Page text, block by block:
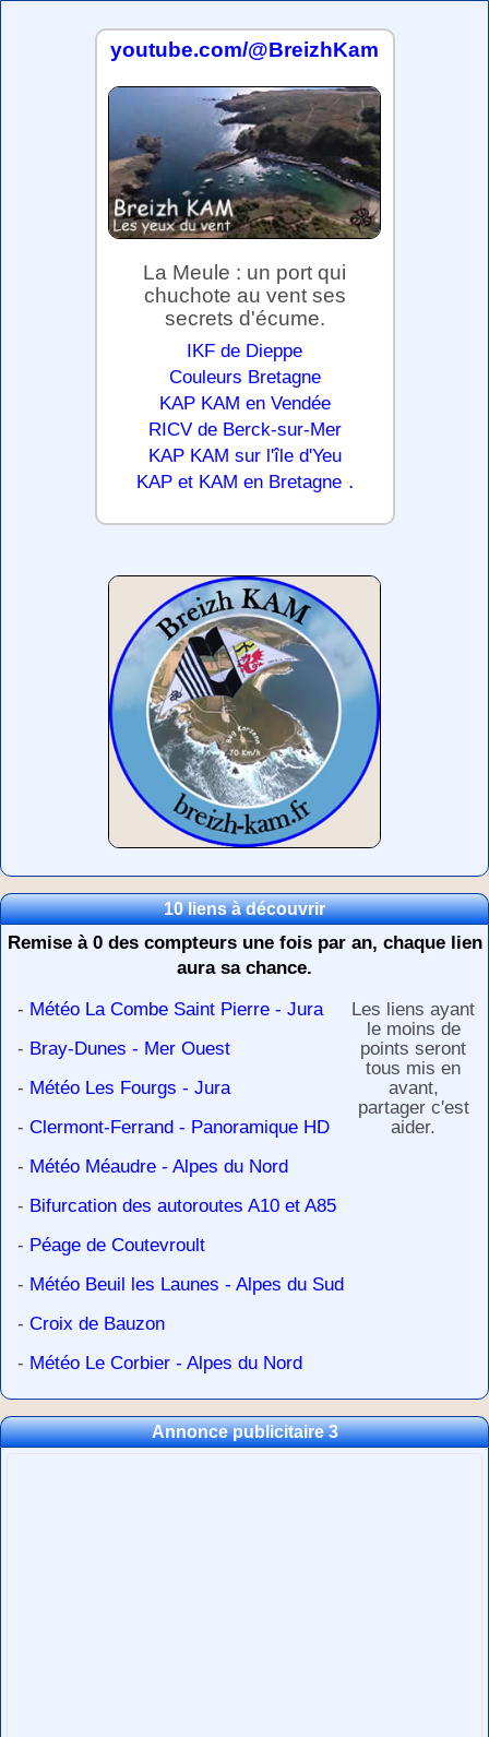
youtube.com/@BreizhKam
La Meule : un port qui
chuchote au vent ses
secrets d'écume.
IKF de Dieppe
Couleurs Bretagne
KAP KAM en Vendée
RICV de Berck-sur-Mer
KAP KAM sur l'île d'Yeu
KAP et KAM en Bretagne .
10 liens à découvrir
Remise à 0 des compteurs une fois par an, chaque lien
aura sa chance.
- Météo La Combe Saint Pierre - Jura
- Bray-Dunes - Mer Ouest
- Météo Les Fourgs - Jura
- Clermont-Ferrand - Panoramique HD
- Météo Méaudre - Alpes du Nord
- Bifurcation des autoroutes A10 et A85
- Péage de Coutevroult
- Météo Beuil les Launes - Alpes du Sud
- Croix de Bauzon
- Météo Le Corbier - Alpes du Nord
Les liens ayant
le moins de
points seront
tous mis en
avant,
partager c'est
aider.
Annonce publicitaire 3